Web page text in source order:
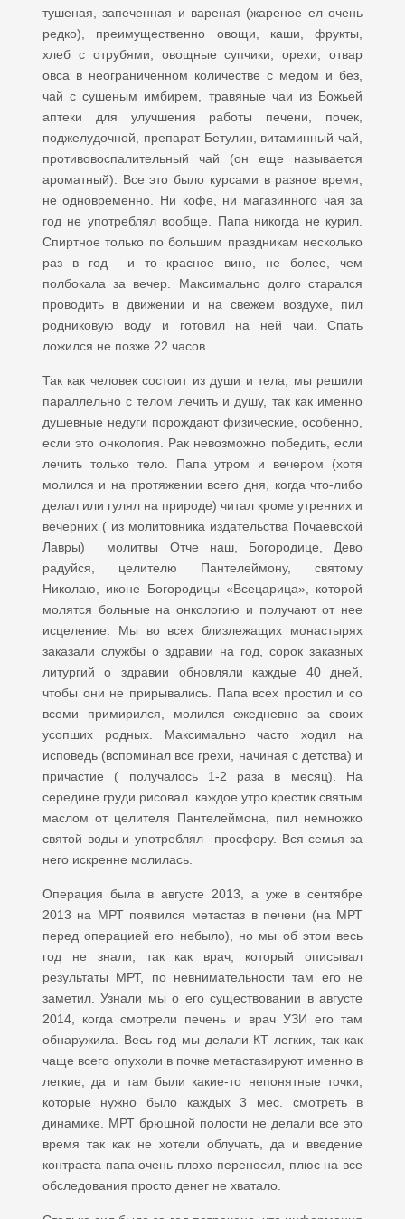
тушеная, запеченная и вареная (жареное ел очень
редко), преимущественно овощи, каши, фрукты,
хлеб с отрубями, овощные супчики, орехи, отвар
овса в неограниченном количестве с медом и без,
чай с сушеным имбирем, травяные чаи из Божьей
аптеки для улучшения работы печени, почек,
поджелудочной, препарат Бетулин, витаминный чай,
противовоспалительный чай (он еще называется
ароматный). Все это было курсами в разное время,
не одновременно. Ни кофе, ни магазинного чая за
год не употреблял вообще. Папа никогда не курил.
Спиртное только по большим праздникам несколько
раз в год и то красное вино, не более, чем
полбокала за вечер. Максимально долго старался
проводить в движении и на свежем воздухе, пил
родниковую воду и готовил на ней чаи. Спать
ложился не позже 22 часов.
Так как человек состоит из души и тела, мы решили
параллельно с телом лечить и душу, так как именно
душевные недуги порождают физические, особенно,
если это онкология. Рак невозможно победить, если
лечить только тело. Папа утром и вечером (хотя
молился и на протяжении всего дня, когда что-либо
делал или гулял на природе) читал кроме утренних и
вечерних ( из молитовника издательства Почаевской
Лавры) молитвы Отче наш, Богородице, Дево
радуйся, целителю Пантелеймону, святому
Николаю, иконе Богородицы «Всецарица», которой
молятся больные на онкологию и получают от нее
исцеление. Мы во всех близлежащих монастырях
заказали службы о здравии на год, сорок заказных
литургий о здравии обновляли каждые 40 дней,
чтобы они не прирывались. Папа всех простил и со
всеми примирился, молился ежедневно за своих
усопших родных. Максимально часто ходил на
исповедь (вспоминал все грехи, начиная с детства) и
причастие ( получалось 1-2 раза в месяц). На
середине груди рисовал каждое утро крестик святым
маслом от целителя Пантелеймона, пил немножко
святой воды и употреблял просфору. Вся семья за
него искренне молилась.
Операция была в августе 2013, а уже в сентябре
2013 на МРТ появился метастаз в печени (на МРТ
перед операцией его небыло), но мы об этом весь
год не знали, так как врач, который описывал
результаты МРТ, по невнимательности там его не
заметил. Узнали мы о его существовании в августе
2014, когда смотрели печень и врач УЗИ его там
обнаружила. Весь год мы делали КТ легких, так как
чаще всего опухоли в почке метастазируют именно в
легкие, да и там были какие-то непонятные точки,
которые нужно было каждых 3 мес. смотреть в
динамике. МРТ брюшной полости не делали все это
время так как не хотели облучать, да и введение
контраста папа очень плохо переносил, плюс на все
обследования просто денег не хватало.